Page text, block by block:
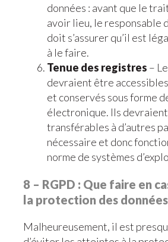
données : avant que le
avoir lieu, le responsable
doit s’assurer qu’il est
à le faire.
Tenue des registres –
devraient être
et conservés sous forme
électronique. Ils
transférables à d’autres
nécessaire et donc
norme de systèmes
8 – RGPD : Que faire en
la protection des données
Malheureusement, il est